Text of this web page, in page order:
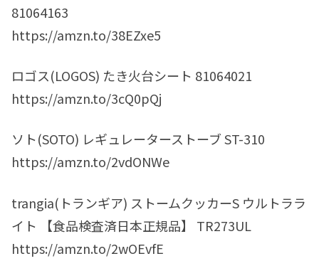
81064163
https://amzn.to/38EZxe5
ロゴス(LOGOS) たき火台シート 81064021
https://amzn.to/3cQ0pQj
ソト(SOTO) レギュレーターストーブ ST-310
https://amzn.to/2vdONWe
trangia(トランギア) ストームクッカーS ウルトララ
イト 【食品検査済日本正規品】 TR273UL
https://amzn.to/2wOEvfE